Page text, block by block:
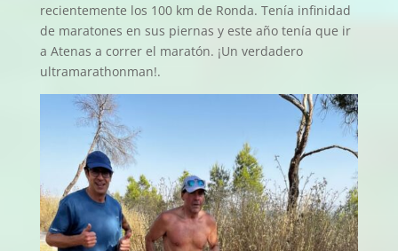
recientemente los 100 km de Ronda. Tenía infinidad
de maratones en sus piernas y este año tenía que ir
a Atenas a correr el maratón. ¡Un verdadero
ultramarathonman!.